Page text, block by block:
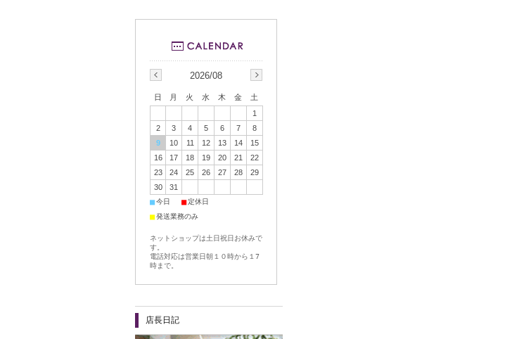
2026/08
日 月 火 水 木 金
土
1
2
3 4 5 6 7
8
9
10 11 12 13 14
15
16
17 18 19 20 21
22
23
24 25 26 27 28
29
30
31
■今日 ■定休日
■発送業務のみ
ネットショップは土日祝日お休みで
す。
電話対応は営業日朝１０時から１7
時まで。
店長日記